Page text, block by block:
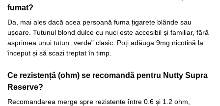
fumat?
Da, mai ales dacă acea persoană fuma țigarete blânde sau
ușoare. Tutunul blond dulce cu nuci este accesibil și familiar, fără
asprimea unui tutun „verde” clasic. Poți adăuga 9mg nicotină la
început și să scazi treptat în timp.
Ce rezistență (ohm) se recomandă pentru Nutty Supra
Reserve?
Recomandarea merge spre rezistențe între 0.6 și 1.2 ohm,